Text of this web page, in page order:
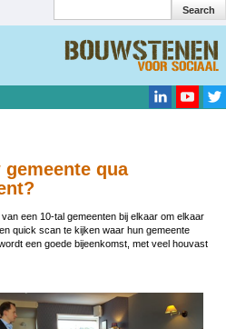
Search
gemeente qua
een 10-tal gemeenten bij elkaar om elkaar
quick scan te kijken waar hun gemeente
een goede bijeenkomst, met veel houvast